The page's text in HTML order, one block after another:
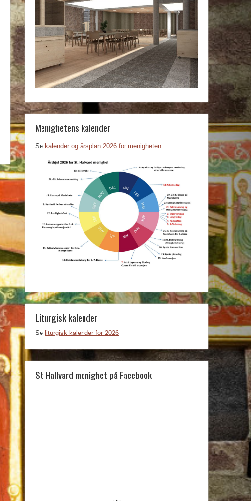
Menighetens kalender
Se kalender og årsplan 2026 for menigheten
Liturgisk kalender
Se liturgisk kalender for 2026
St Hallvard menighet på Facebook